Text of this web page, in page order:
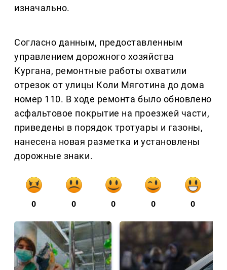
изначально.
Согласно данным, предоставленным
управлением дорожного хозяйства
Кургана, ремонтные работы охватили
отрезок от улицы Коли Мяготина до дома
номер 110. В ходе ремонта было обновлено
асфальтовое покрытие на проезжей части,
приведены в порядок тротуары и газоны,
нанесена новая разметка и установлены
дорожные знаки.
0 0 0 0 0